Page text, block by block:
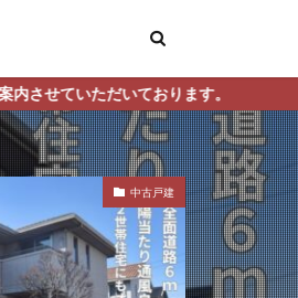
中古戸建